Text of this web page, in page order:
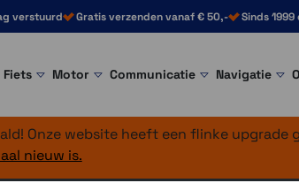
verstuurd Gratis verzenden vanaf € 50,- Sinds
Fiets Motor Communicatie Navigatie
Onze website heeft een flinke
nieuw is.